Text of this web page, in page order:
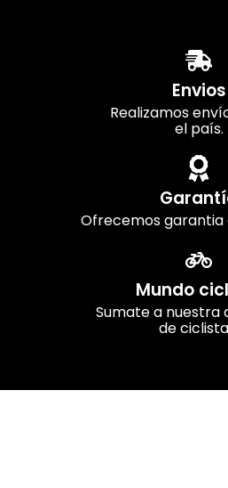
Envios
Realizamos
el país.
Ofrecemos garantia
Mundo
Sumate a nuestra
de